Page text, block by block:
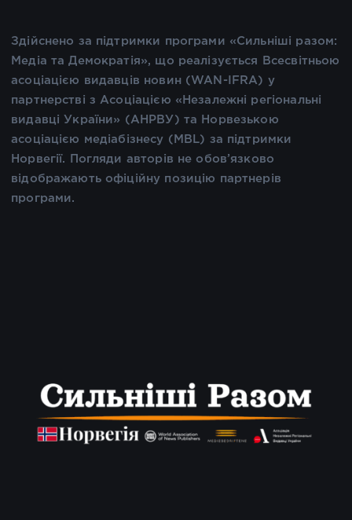
Здійснено за підтримки програми «Сильніші разом:
Медіа та Демократія», що реалізується Всесвітньою
асоціацією видавців новин (WAN-IFRA) у
партнерстві з Асоціацією «Незалежні регіональні
видавці України» (АНРВУ) та Норвезькою
асоціацією медіабізнесу (MBL) за підтримки
Норвегії. Погляди авторів не обов’язково
відображають офіційну позицію партнерів
програми.